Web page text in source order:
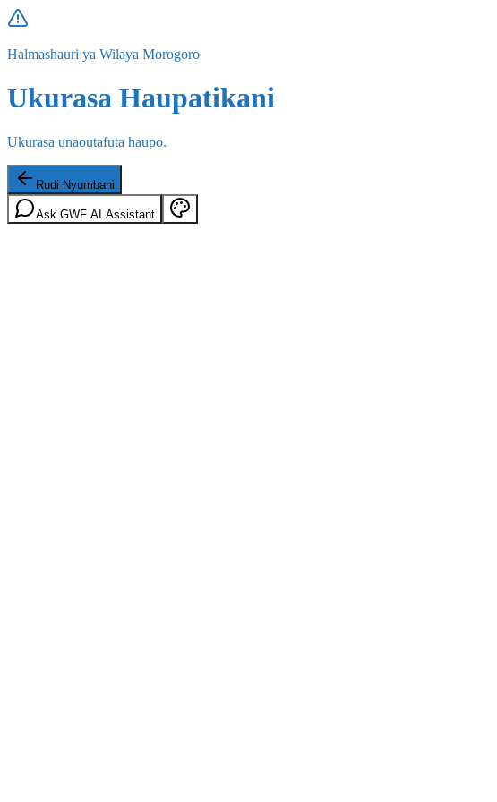
Halmashauri ya Wilaya Morogoro
Ukurasa Haupatikani
Ukurasa unaoutafuta haupo.
Rudi Nyumbani
Ask GWF AI Assistant